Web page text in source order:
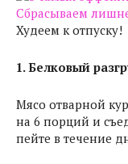
Худеем к отпуску!
1. Белковый
Мясо отварной
на 6 порций и
пейте в течение